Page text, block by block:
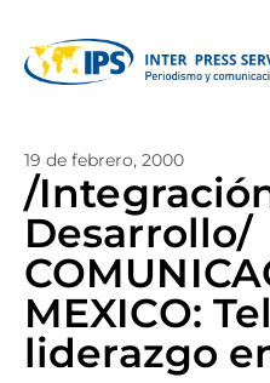
19 de febrero, 2000
/
Desarrollo/
MEXICO:
liderazgo